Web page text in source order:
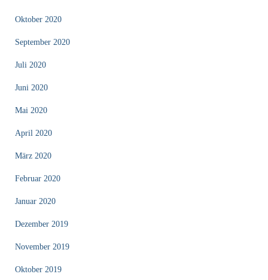
Oktober 2020
September 2020
Juli 2020
Juni 2020
Mai 2020
April 2020
März 2020
Februar 2020
Januar 2020
Dezember 2019
November 2019
Oktober 2019